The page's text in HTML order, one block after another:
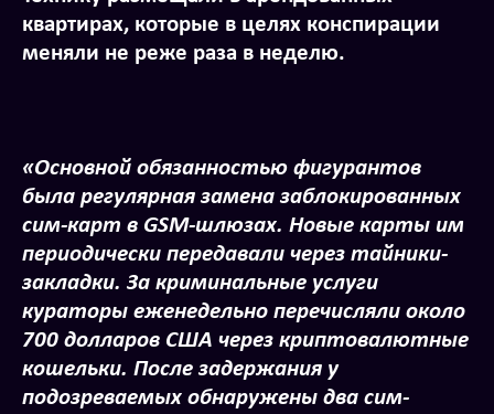
квартирах, которые в целях конспирации
меняли не реже раза в неделю.
«Основной обязанностью фигурантов
была регулярная замена заблокированных
сим-карт в GSM-шлюзах. Новые карты им
периодически передавали через тайники-
закладки. За криминальные услуги
кураторы еженедельно перечисляли около
700 долларов США через криптовалютные
кошельки. После задержания у
подозреваемых обнаружены два сим-